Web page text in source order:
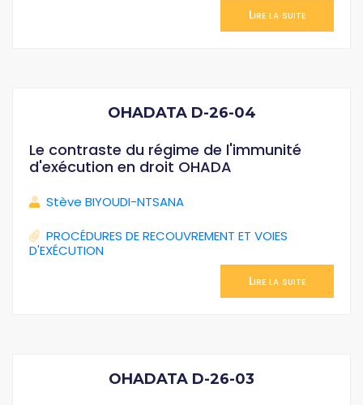
Lire la suite
OHADATA D-26-04
Le contraste du régime de l'immunité
d'exécution en droit OHADA
Stève BIYOUDI-NTSANA
PROCÉDURES DE RECOUVREMENT ET VOIES
D'EXÉCUTION
Lire la suite
OHADATA D-26-03